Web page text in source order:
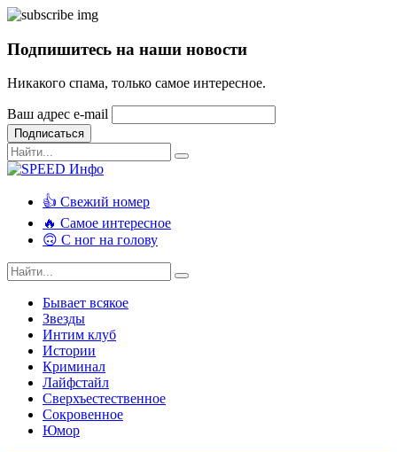
Подпишитесь на наши новости
Никакого спама, только самое интересное.
Ваш адрес e-mail
Подписаться
👍 Свежий номер
🔥 Самое интересное
🙃 С ног на голову
Бывает всякое
Звезды
Интим клуб
Истории
Криминал
Лайфстайл
Сверхъестественное
Сокровенное
Юмор